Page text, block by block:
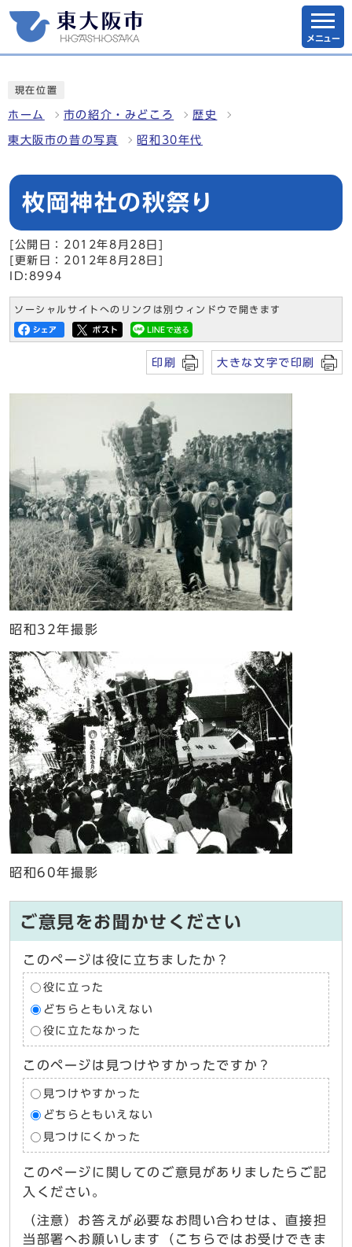
メニュー
現在位置
ホーム 市の紹介・みどころ 歴史
東大阪市の昔の写真 昭和30年代
枚岡神社の秋祭り
[公開日：2012年8月28日]
[更新日：2012年8月28日]
ID:8994
ソーシャルサイトへのリンクは別ウィンドウで開きます
印刷 大きな文字で印刷
昭和32年撮影
昭和60年撮影
ご意見をお聞かせください
このページは役に立ちましたか？
役に立った
どちらともいえない
役に立たなかった
このページは見つけやすかったですか？
見つけやすかった
どちらともいえない
見つけにくかった
このページに関してのご意見がありましたらご記
入ください。
（注意）お答えが必要なお問い合わせは、直接担
当部署へお願いします（こちらではお受けできま